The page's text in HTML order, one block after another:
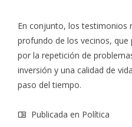
En conjunto, los testimonios
profundo de los vecinos,
por la repetición de
inversión y una calidad de
paso del tiempo.
Publicada en Política